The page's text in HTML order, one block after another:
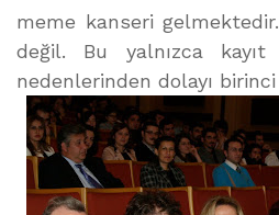
meme kanseri
değil. Bu yalnızca
nedenlerinden dolayı birinci